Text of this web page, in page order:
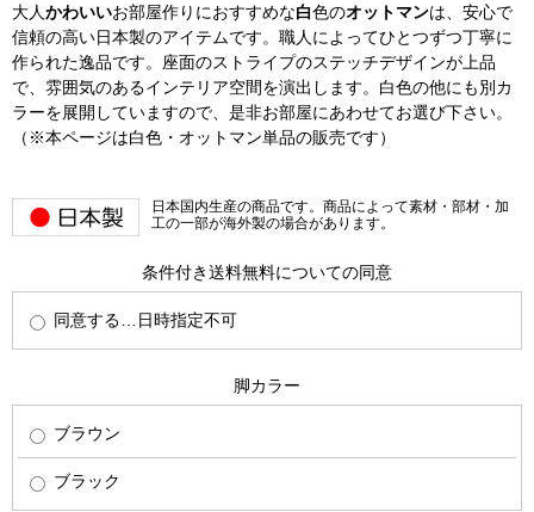
大人かわいいお部屋作りにおすすめな白色のオットマンは、安心で
信頼の高い日本製のアイテムです。職人によってひとつずつ丁寧に
作られた逸品です。座面のストライプのステッチデザインが上品
で、雰囲気のあるインテリア空間を演出します。白色の他にも別カ
ラーを展開していますので、是非お部屋にあわせてお選び下さい。
（※本ページは白色・オットマン単品の販売です）
日本国内生産の商品です。商品によって素材・部材・加
工の一部が海外製の場合があります。
条件付き送料無料についての同意
同意する…日時指定不可
脚カラー
ブラウン
ブラック